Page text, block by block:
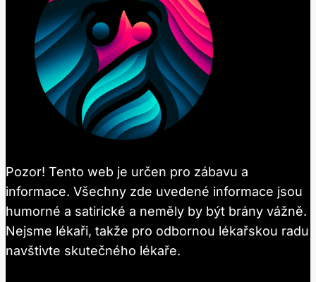
Pozor! Tento web je určen pro zábavu a
informace. Všechny zde uvedené informace jsou
humorné a satirické a neměly by být brány vážně.
Nejsme lékaři, takže pro odbornou lékařskou radu
navštivte skutečného lékaře.